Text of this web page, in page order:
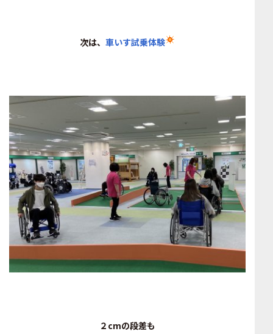
次は、 車いす試乗体験
２cmの段差も